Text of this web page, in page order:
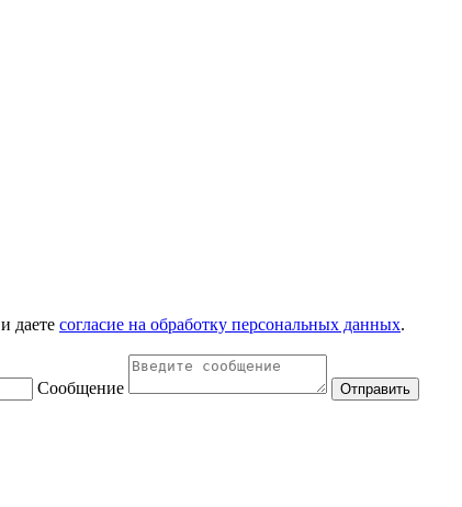
и даете согласие на обработку персональных данных.
Сообщение Отправить